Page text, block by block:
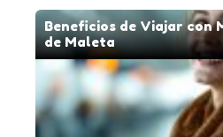
Beneficios de Viajar con
de Maleta